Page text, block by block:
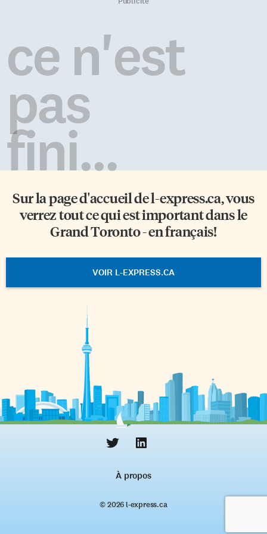
gratuitement, regarder un film
sur un poste de visionnage
numérique ou voir en ligne, sur
le site de l’ONF à la rubrique
quadrilatère d’environ un
kilomètre carré (autour de la
Place des Arts), il était aisé pour
ce n'est
pas
fini...
Sur la page d'accueil del-express.ca, vous
verrez tout ce qui est important dans le
Grand Toronto - en français!
VOIR L-EXPRESS.CA
À propos
© 2026 l‑express.ca